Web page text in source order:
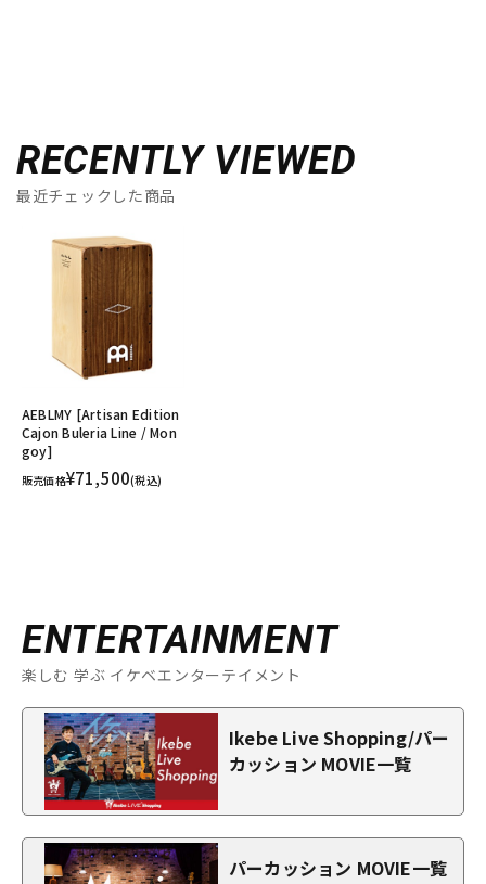
RECENTLY VIEWED
最近チェックした商品
AEBLMY [Artisan Edition
Cajon Buleria Line / Mon
goy]
販売価格¥71,500(税込)
ENTERTAINMENT
楽しむ 学ぶ イケベエンターテイメント
Ikebe Live Shopping/パー
カッション MOVIE一覧
パーカッション MOVIE一覧